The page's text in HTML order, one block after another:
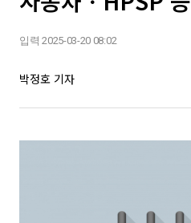
입력 2025-03-20 08:02
박정호 기자